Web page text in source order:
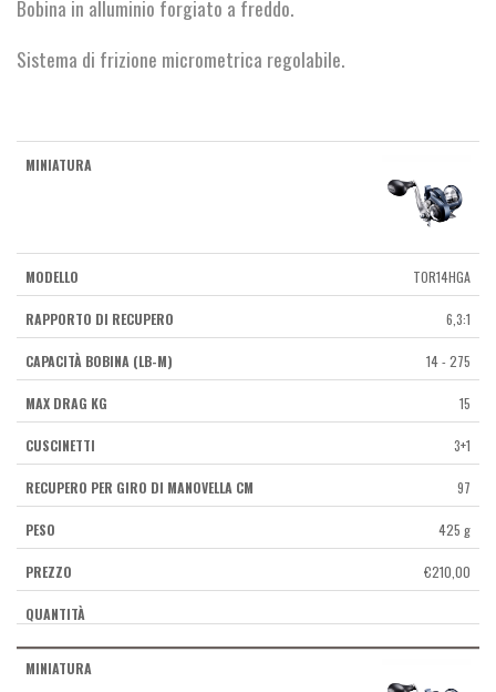
Bobina in alluminio forgiato a freddo.
Sistema di frizione micrometrica regolabile.
TOR14HGA
6,3:1
14 - 275
15
3+1
97
425 g
€210,00